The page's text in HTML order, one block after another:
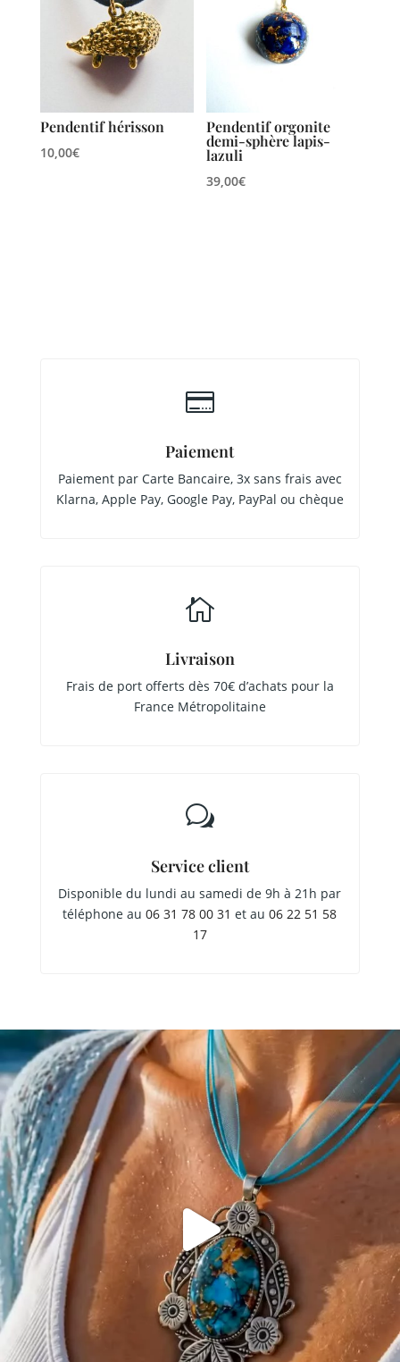
Pendentif hérisson
10,00€
Pendentif orgonite
demi-sphère lapis-
lazuli
39,00€

Paiement
Paiement par Carte Bancaire, 3x sans frais avec
Klarna, Apple Pay, Google Pay, PayPal ou chèque

Livraison
Frais de port offerts dès 70€ d’achats pour la
France Métropolitaine
w
Service client
Disponible du lundi au samedi de 9h à 21h par
téléphone au06 31 78 00 31 et au06 22 51 58
17